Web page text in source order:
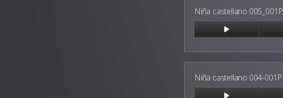
Niña castellano 005_001P
Niña castellano 004-001P